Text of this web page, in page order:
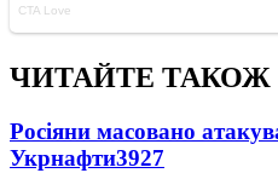
ЧИТАЙТЕ ТАКОЖ
Росіяни масовано
Укрнафти3927